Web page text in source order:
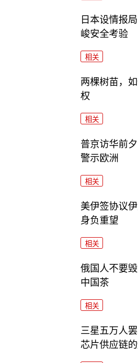
日本设情报
峻安全考验
相关
两棵树苗，
权
相关
普京访华前
警示欧洲
相关
美伊签协议
身负重望
相关
俄国人不要
中国茶
相关
三星五万人
芯片供应链